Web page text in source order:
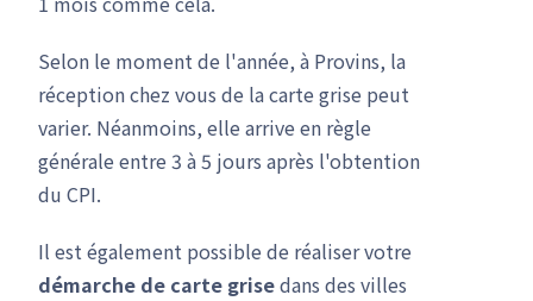
Selon le moment de l'année, à Provins, la
réception chez vous de la carte grise peut
varier. Néanmoins, elle arrive en règle
générale entre 3 à 5 jours après l'obtention
du CPI.
Il est également possible de réaliser votre
démarche de carte grisedans des villes